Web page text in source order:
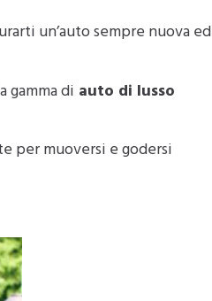
un’auto sempre nuova ed
gamma di auto di lusso
per muoversi e godersi